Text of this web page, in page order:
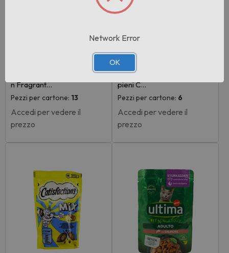
Whiskas Aromatic Selectio
n Fragrant…
Pezzi per cartone: 13
Accedi per vedere il
prezzo
EAN: 5998749133378
Catisfactions Croccantini Ri
pieni C…
Pezzi per cartone: 6
Accedi per vedere il
prezzo
Network Error
OK